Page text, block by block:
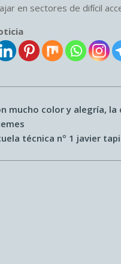
en sectores de difícil
mucho color y alegría,
técnica nº 1 javier